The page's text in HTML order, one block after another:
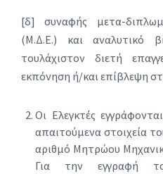
[δ] συναφής μετα-
(Μ.Δ.Ε.) και αναλυτικό
τουλάχιστον διετή
εκπόνηση ή/και επίβλεψη
Οι Ελεγκτές
απαιτούμενα στοιχεία
αριθμό Μητρώου
Για την εγγραφή